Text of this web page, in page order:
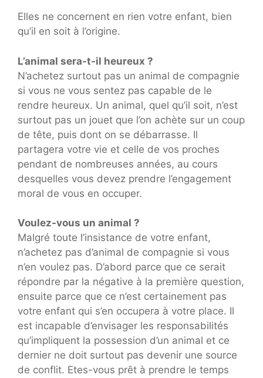
Elles ne concernent en rien votre enfant, bien
qu’il en soit à l’origine.
L’animal sera-t-il heureux ?
N’achetez surtout pas un animal de compagnie
si vous ne vous sentez pas capable de le
rendre heureux. Un animal, quel qu’il soit, n’est
surtout pas un jouet que l’on achète sur un coup
de tête, puis dont on se débarrasse. Il
partagera votre vie et celle de vos proches
pendant de nombreuses années, au cours
desquelles vous devez prendre l’engagement
moral de vous en occuper.
Voulez-vous un animal ?
Malgré toute l’insistance de votre enfant,
n’achetez pas d’animal de compagnie si vous
n’en voulez pas. D’abord parce que ce serait
répondre par la négative à la première question,
ensuite parce que ce n’est certainement pas
votre enfant qui s’en occupera à votre place. Il
est incapable d’envisager les responsabilités
qu’impliquent la possession d’un animal et ce
dernier ne doit surtout pas devenir une source
de conflit. Etes-vous prêt à prendre le temps